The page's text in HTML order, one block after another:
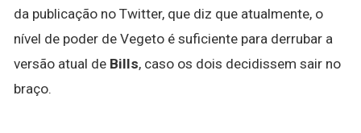
da publicação no Twitter, que diz que atualmente, o
nível de poder de Vegeto é suficiente para derrubar a
versão atual de Bills, caso os dois decidissem sair no
braço.